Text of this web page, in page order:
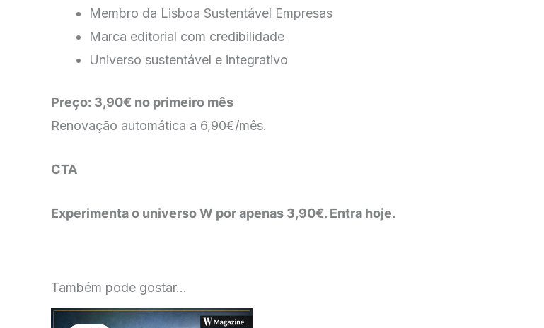
Membro da Lisboa Sustentável Empresas
Marca editorial com credibilidade
Universo sustentável e integrativo
Preço: 3,90€ no primeiro mês
Renovação automática a 6,90€/mês.
CTA
Experimenta o universo W por apenas 3,90€. Entra hoje.
Também pode gostar…